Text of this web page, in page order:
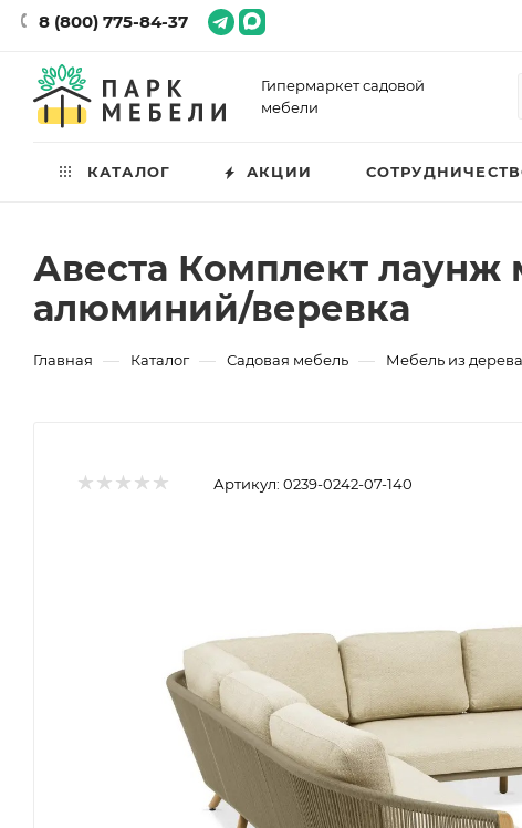
8 (800) 775-84-37
Гипермаркет садовой
мебели
КАТАЛОГ АКЦИИ
Авеста Комплект
алюминий/веревка
Главная — Каталог — Садовая мебель — Мебель из дерева
Артикул: 0239-0242-07-140